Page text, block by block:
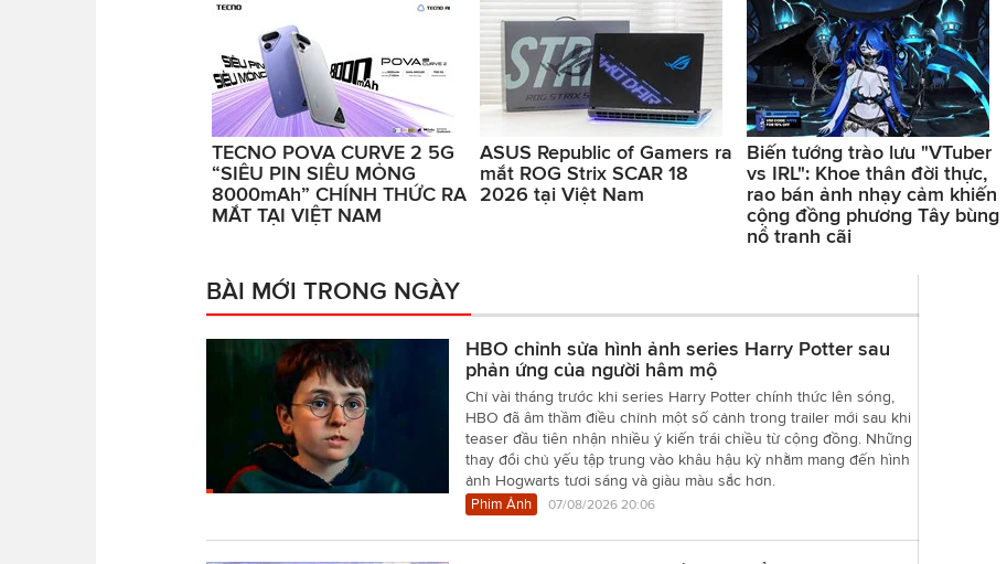
TECNO POVA CURVE 2 5G
“SIÊU PIN SIÊU MỎNG
8000mAh” CHÍNH THỨC RA
MẮT TẠI VIỆT NAM
ASUS Republic of Gamers ra
mắt ROG Strix SCAR 18
2026 tại Việt Nam
Biến tướng trào lưu "VTuber
vs IRL": Khoe thân đời thực,
rao bán ảnh nhạy cảm khiến
cộng đồng phương Tây bùng
nổ tranh cãi
BÀI MỚI TRONG NGÀY
HBO chỉnh sửa hình ảnh series Harry Potter sau
phản ứng của người hâm mộ
Chỉ vài tháng trước khi series Harry Potter chính thức lên sóng,
HBO đã âm thầm điều chỉnh một số cảnh trong trailer mới sau khi
teaser đầu tiên nhận nhiều ý kiến trái chiều từ cộng đồng. Những
thay đổi chủ yếu tập trung vào khâu hậu kỳ nhằm mang đến hình
ảnh Hogwarts tươi sáng và giàu màu sắc hơn.
Phim Ảnh
07/08/2026 20:06